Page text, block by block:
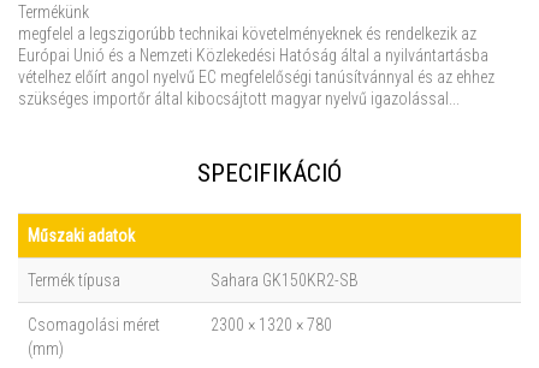
Termékünk
megfelel a legszigorúbb technikai követelményeknek és rendelkezik az
Európai Unió és a Nemzeti Közlekedési Hatóság által a nyilvántartásba
vételhez előírt angol nyelvű EC megfelelőségi tanúsítvánnyal és az ehhez
szükséges importőr által kibocsájtott magyar nyelvű igazolással...
SPECIFIKÁCIÓ
Műszaki adatok
Termék típusa Sahara GK150KR2-SB
Csomagolási méret
(mm)
2300 × 1320 × 780